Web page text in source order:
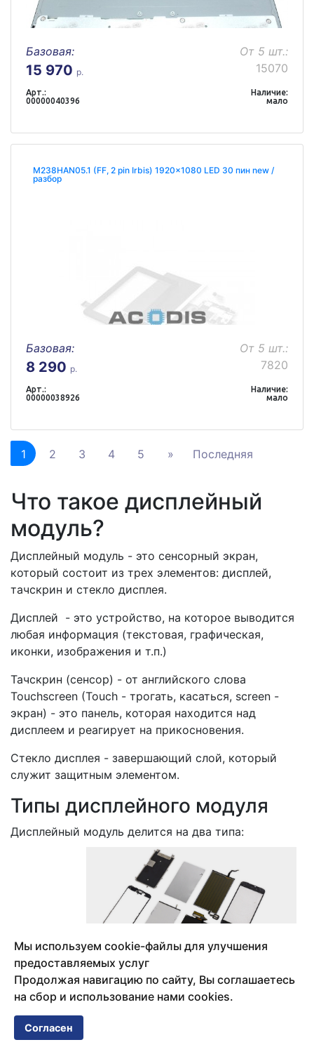
Базовая:
15 970 р.
От 5 шт.:
15070
Арт.:
00000040396
Наличие:
мало
M238HAN05.1 (FF, 2 pin Irbis) 1920x1080 LED 30 пин new /
разбор
Базовая:
8 290 р.
От 5 шт.:
7820
Арт.:
00000038926
Наличие:
мало
1 2 3 4 5 » Последняя
Что такое дисплейный
модуль?
Дисплейный модуль - это сенсорный экран,
который состоит из трех элементов: дисплей,
тачскрин и стекло дисплея.
Дисплей - это устройство, на которое выводится
любая информация (текстовая, графическая,
иконки, изображения и т.п.)
Тачскрин (сенсор) - от английского слова
Touchscreen (Touch - трогать, касаться, screen -
экран) - это панель, которая находится над
дисплеем и реагирует на прикосновения.
Стекло дисплея - завершающий слой, который
служит защитным элементом.
Типы дисплейного модуля
Дисплейный модуль делится на два типа:
разборный - три элемента можно отсоединить
друг от друга.
неразборный - элементы скреплены друг с
Мы используем cookie-файлы для улучшения
предоставляемых услуг
Продолжая навигацию по сайту, Вы соглашаетесь
на сбор и использование нами cookies.
Согласен